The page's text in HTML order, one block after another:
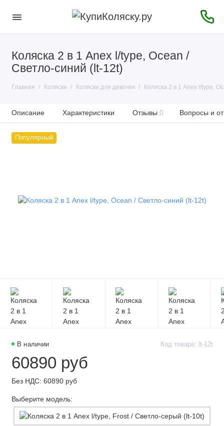
Коляска 2 в 1 Anex l/type, Ocean /
Светло-синий (lt-12t)
Главная Коляски Коляски для девочек Коляска 2 в 1 Anex l/type,
Описание Характеристики Отзывы 0 Вопросы и
Популярный
В наличии Код товара: lt-12t
60890 руб
Без НДС: 60890 руб
Выберите модель: